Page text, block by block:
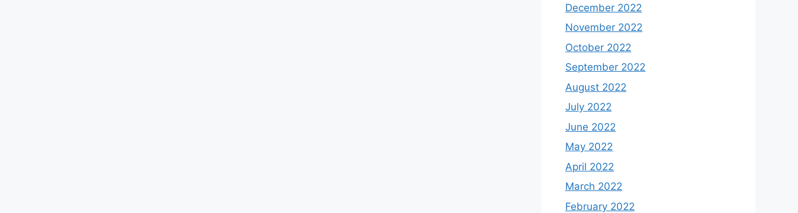
December 2022
November 2022
October 2022
September 2022
August 2022
July 2022
June 2022
May 2022
April 2022
March 2022
February 2022